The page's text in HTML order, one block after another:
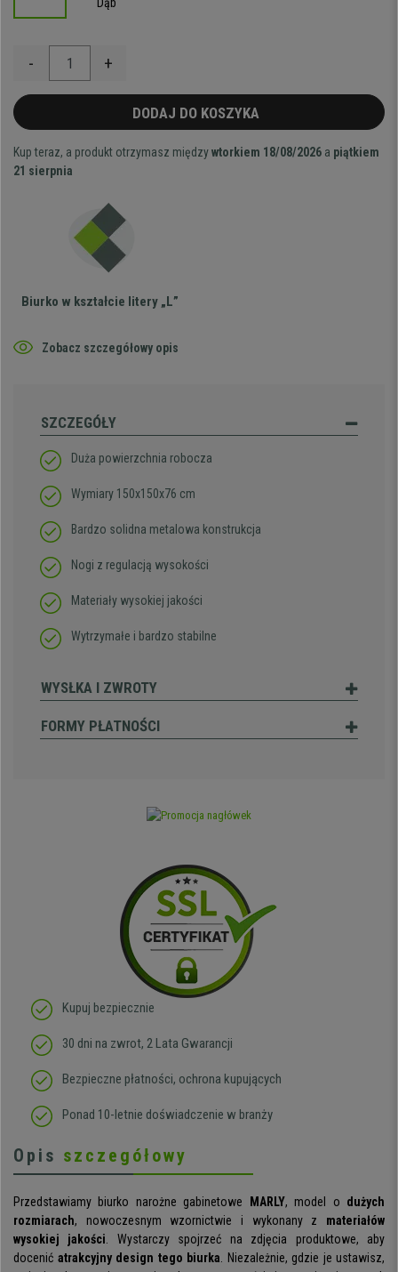
- +
DODAJ DO KOSZYKA
Kup teraz, a produkt otrzymasz międzywtorkiem 18/08/2026 a piątkiem
21 sierpnia
Biurko w kształcie litery „L”
Zobacz szczegółowy opis
SZCZEGÓŁY
Duża powierzchnia robocza
Wymiary 150x150x76 cm
Bardzo solidna metalowa konstrukcja
Nogi z regulacją wysokości
Materiały wysokiej jakości
Wytrzymałe i bardzo stabilne
WYSŁKA I ZWROTY
FORMY PŁATNOŚCI
Kupuj bezpiecznie
30 dni na zwrot, 2 Lata Gwarancji
Bezpieczne płatności, ochrona kupujących
Ponad 10-letnie doświadczenie w branży
Opis szczegółowy
Przedstawiamy biurko narożne gabinetowe MARLY, model o dużych
rozmiarach, nowoczesnym wzornictwie i wykonany z
materiałów
wysokiej jakości . Wystarczy spojrzeć na zdjęcia produktowe, aby
docenić atrakcyjny design tego biurka . Niezależnie, gdzie je ustawisz,